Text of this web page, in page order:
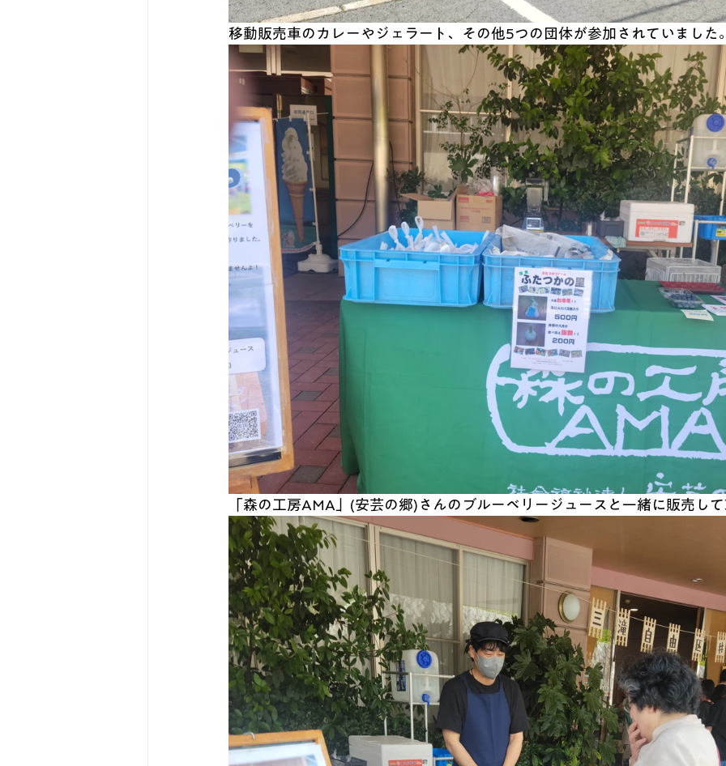
移動販売車のカレーやジェラート、その他5つの団体が参加されていました
「森の工房AMA」(安芸の郷)さんのブルーベリージュースと一緒に販売し